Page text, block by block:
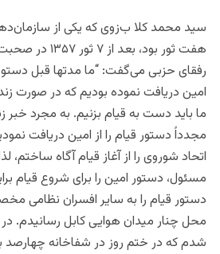
سید محمد کلا ب‌زوی که یکی از
هفت ثور بود،
رفقای حزبی می‌گفت: “ما مدتها قبل
امین دریافت نموده بودیم که در صورت
ما باید دست به قیام بزنیم. به مجرد خبر
مجدداً دستور قیام را از امین دریافت
اتحاد شوروی را از آغاز قیام آگاه ساختم،
مسئول، دستور امین را برای شروع قیام
دستور قیام را به سایر افسران نظامی
محل چنار میدان هوایی کابل رسانیدم.
شدم که در ختم روز در شفاخانه